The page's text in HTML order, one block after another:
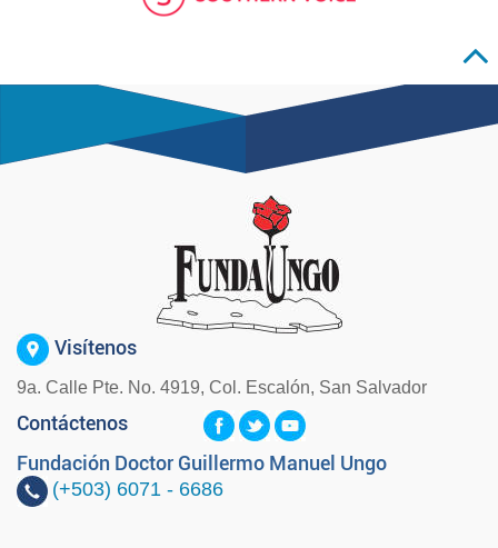
Visítenos
9a. Calle Pte. No. 4919, Col. Escalón, San Salvador
Contáctenos
Fundación Doctor Guillermo Manuel Ungo
(+503) 6071 - 6686